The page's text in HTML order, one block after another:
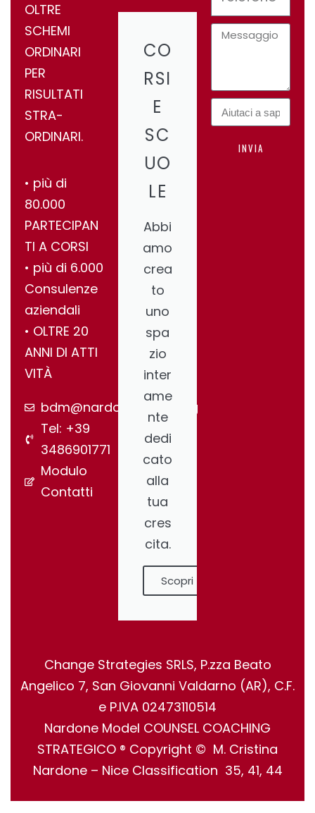
OLTRE
SCHEMI
ORDINARI
PER
RISULTATI
STRA-
ORDINARI.
•⁠ ⁠più di
80.000
PARTECIPAN
TI A CORSI
•⁠ ⁠più di 6.000
Consulenze
aziendali
•⁠ ⁠OLTRE 20
ANNI DI ATTI
VITÀ
bdm@nardonegroup.org
Tel: +39
3486901771
Modulo
Contatti
CO
RSI
E
SC
UO
LE
Abbi
amo
crea
to
uno
spa
zio
inter
ame
nte
dedi
cato
alla
tua
cres
cita.
Scopri
INVIA
Change Strategies SRLS, P.zza Beato
Angelico 7, San Giovanni Valdarno (AR), C.F.
e P.IVA 02473110514
Nardone Model COUNSEL COACHING
STRATEGICO ® Copyright © M. Cristina
Nardone – Nice Classification 35, 41, 44